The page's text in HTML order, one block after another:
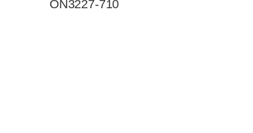
ON3227-710